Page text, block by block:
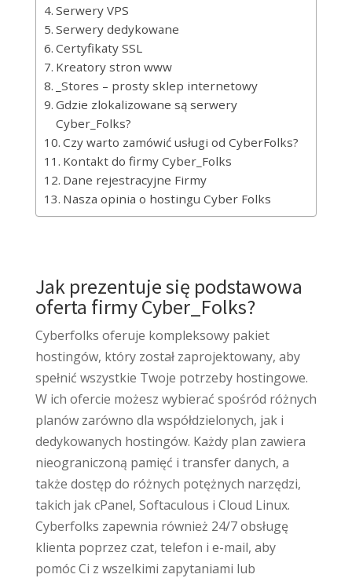
Serwery VPS
Serwery dedykowane
Certyfikaty SSL
Kreatory stron www
_Stores – prosty sklep internetowy
Gdzie zlokalizowane są serwery
Cyber_Folks?
Czy warto zamówić usługi od CyberFolks?
Kontakt do firmy Cyber_Folks
Dane rejestracyjne Firmy
Nasza opinia o hostingu Cyber Folks
Jak prezentuje się podstawowa
oferta firmy Cyber_Folks?
Cyberfolks oferuje kompleksowy pakiet
hostingów, który został zaprojektowany, aby
spełnić wszystkie Twoje potrzeby hostingowe.
W ich ofercie możesz wybierać spośród różnych
planów zarówno dla współdzielonych, jak i
dedykowanych hostingów. Każdy plan zawiera
nieograniczoną pamięć i transfer danych, a
także dostęp do różnych potężnych narzędzi,
takich jak cPanel, Softaculous i Cloud Linux.
Cyberfolks zapewnia również 24/7 obsługę
klienta poprzez czat, telefon i e-mail, aby
pomóc Ci z wszelkimi zapytaniami lub